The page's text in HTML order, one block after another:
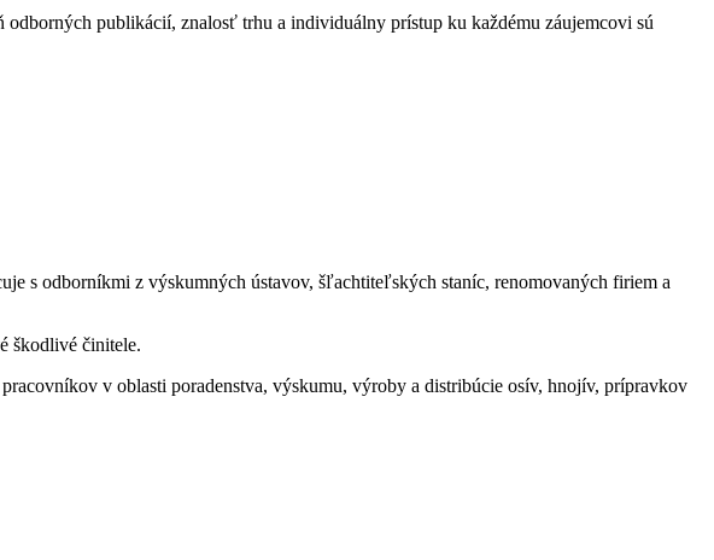
publikácií, znalosť trhu a individuálny prístup ku každému záujemcovi sú
s odborníkmi z výskumných ústavov, šľachtiteľských staníc, renomovaných firiem a
škodlivé činitele.
v oblasti poradenstva, výskumu, výroby a distribúcie osív, hnojív, prípravkov